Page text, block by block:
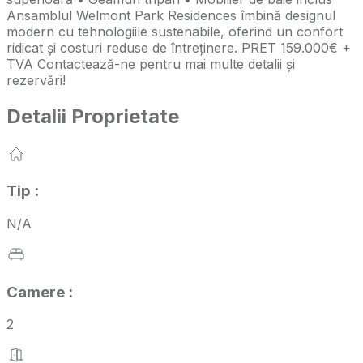
Ansamblul Welmont Park Residences îmbină designul
modern cu tehnologiile sustenabile, oferind un confort
ridicat și costuri reduse de întreținere. PRET 159.000€ +
TVA Contactează-ne pentru mai multe detalii și
rezervări!
Detalii Proprietate
Tip :
N/A
Camere :
2